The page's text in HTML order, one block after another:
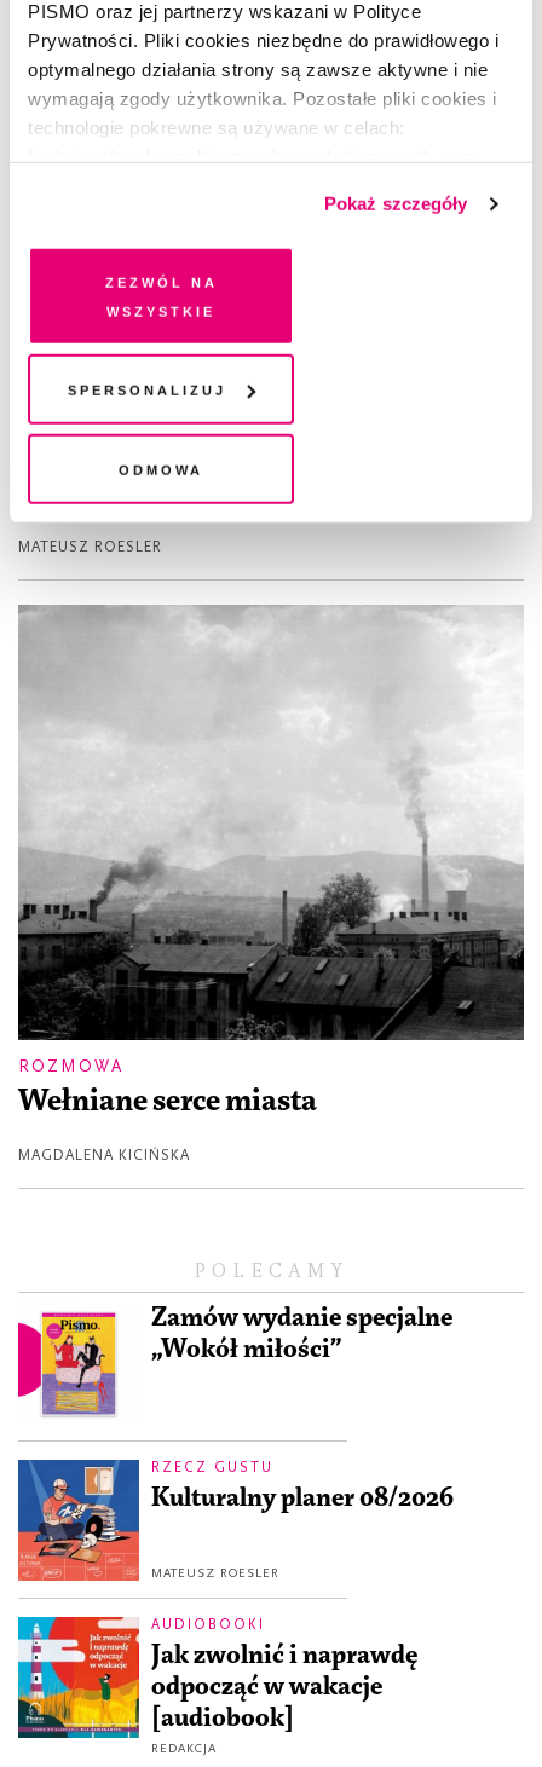
PISMO oraz jej partnerzy wskazani w Polityce
Prywatności. Pliki cookies niezbędne do prawidłowego i
optymalnego działania strony są zawsze aktywne i nie
wymagają zgody użytkownika. Pozostałe pliki cookies i
technologie pokrewne są używane w celach:
dobrowolną zgodę na pliki cookies i technologie
pokrewne, zgadzasz się na przechowywanie informacji
na Twoim urządzeniu końcowym lub dostęp do niego i
przetwarzanie danych. Zgodę na wszystkie lub niektóre
chwili wycofać lub ponowić w zakładce "Ustawienia
plików cookie". Wycofanie zgody nie wpływa na
legalność przetwarzania danych przed jej wycofaniem
Pokaż szczegóły
Zezwól na
wszystkie
Spersonalizuj
Odmowa
POLECAMY
Zamów wydanie specjalne
„Wokół miłości”
RZECZ GUSTU
Kulturalny planer 08/2026
MATEUSZ ROESLER
AUDIOBOOKI
Jak zwolnić i naprawdę
odpocząć w wakacje
[audiobook]
REDAKCJA
Kulturalny planer 08/2026
MATEUSZ ROESLER
ROZMOWA
Wełniane serce miasta
MAGDALENA KICIŃSKA